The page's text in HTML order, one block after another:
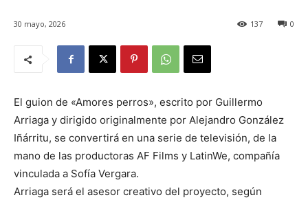
30 mayo, 2026 0
137
El guion de «Amores perros», escrito por Guillermo
Arriaga y dirigido originalmente por Alejandro González
Iñárritu, se convertirá en una serie de televisión, de la
mano de las productoras AF Films y LatinWe, compañía
vinculada a Sofía Vergara.
Arriaga será el asesor creativo del proyecto, según